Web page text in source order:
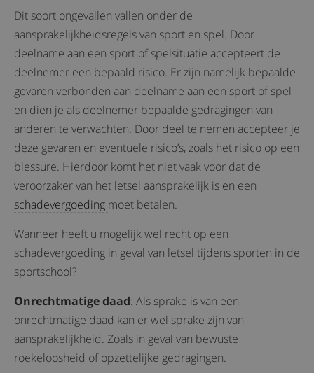
Dit soort ongevallen vallen onder de
aansprakelijkheidsregels van sport en spel. Door
deelname aan een sport of spelsituatie accepteert de
deelnemer een bepaald risico. Er zijn namelijk bepaalde
gevaren verbonden aan deelname aan een sport of spel
en dien je als deelnemer bepaalde gedragingen van
anderen te verwachten. Door deel te nemen accepteer je
deze gevaren en eventuele risico’s, zoals het risico op een
blessure. Hierdoor komt het niet vaak voor dat de
veroorzaker van het letsel aansprakelijk is en een
schadevergoeding moet betalen.
Wanneer heeft u mogelijk wel recht op een
schadevergoeding in geval van letsel tijdens sporten in de
sportschool?
Onrechtmatige daad: Als sprake is van een
onrechtmatige daad kan er wel sprake zijn van
aansprakelijkheid. Zoals in geval van bewuste
roekeloosheid of opzettelijke gedragingen.